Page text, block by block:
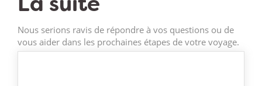
Nous serions ravis de répondre à vos questions ou de
vous aider dans les prochaines étapes de votre voyage.